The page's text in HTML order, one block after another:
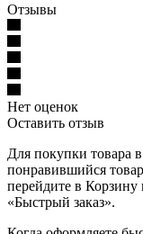
Отзывы
Нет оценок
Оставить отзыв
Для покупки товара
понравившийся
перейдите в
«Быстрый заказ».